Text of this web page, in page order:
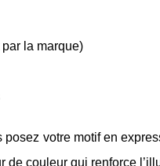
la marque)
posez votre motif en
de couleur qui renforce